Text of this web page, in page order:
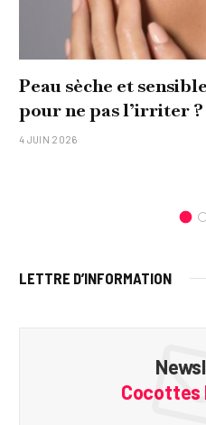
Peau sèche et
pour ne pas l’irriter ?
4 JUIN 2026
LETTRE D’INFORMATION
Cocottes